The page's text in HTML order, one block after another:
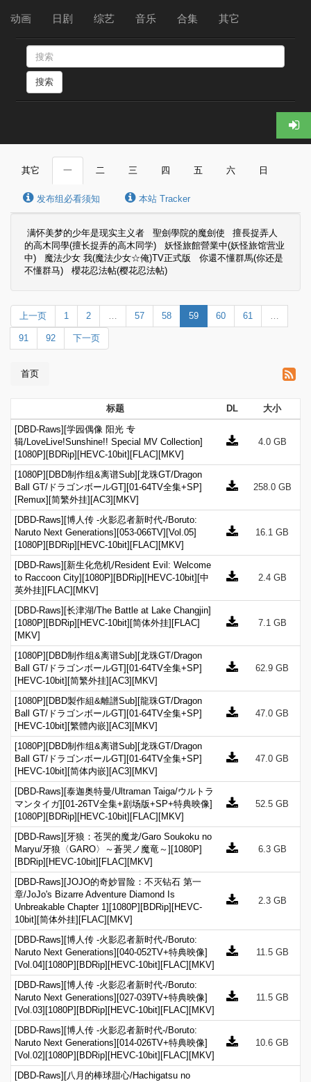
动画 日剧 综艺 音乐 合集 其它
搜索
其它 一 二 三 四 五 六 日
发布组必看须知 本站 Tracker
满怀美梦的少年是现实主义者 聖劍學院的魔劍使
擅長捉弄人
的高木同學(擅长捉弄的高木同学)
妖怪旅館營業中(妖怪旅馆营业
中)
魔法少女 我(魔法少女☆俺)TV正式版
你還不懂群馬(你还是
不懂群马)
櫻花忍法帖(樱花忍法帖)
上一页 1 2 … 57 58 59 60 61 …
91 92 下一页
首页
标题 DL
大小
[DBD-Raws][学园偶像 阳光 专
辑/LoveLive!Sunshine!! Special MV Collection]
[1080P][BDRip][HEVC-10bit][FLAC][MKV]
4.0 GB
[1080P][DBD制作组&离谱Sub][龙珠GT/Dragon
Ball GT/ドラゴンボールGT][01-64TV全集+SP]
[Remux][简繁外挂][AC3][MKV]
258.0 GB
[DBD-Raws][博人传 -火影忍者新时代-/Boruto:
Naruto Next Generations][053-066TV][Vol.05]
[1080P][BDRip][HEVC-10bit][FLAC][MKV]
16.1 GB
[DBD-Raws][新生化危机/Resident Evil: Welcome
to Raccoon City][1080P][BDRip][HEVC-10bit][中
英外挂][FLAC][MKV]
2.4 GB
[DBD-Raws][长津湖/The Battle at Lake Changjin]
[1080P][BDRip][HEVC-10bit][简体外挂][FLAC]
[MKV]
7.1 GB
[1080P][DBD制作组&离谱Sub][龙珠GT/Dragon
Ball GT/ドラゴンボールGT][01-64TV全集+SP]
[HEVC-10bit][简繁外挂][AC3][MKV]
62.9 GB
[1080P][DBD製作組&離譜Sub][龍珠GT/Dragon
Ball GT/ドラゴンボールGT][01-64TV全集+SP]
[HEVC-10bit][繁體內嵌][AC3][MKV]
47.0 GB
[1080P][DBD制作组&离谱Sub][龙珠GT/Dragon
Ball GT/ドラゴンボールGT][01-64TV全集+SP]
[HEVC-10bit][简体内嵌][AC3][MKV]
47.0 GB
[DBD-Raws][泰迦奥特曼/Ultraman Taiga/ウルトラ
マンタイガ][01-26TV全集+剧场版+SP+特典映像]
[1080P][BDRip][HEVC-10bit][FLAC][MKV]
52.5 GB
[DBD-Raws][牙狼：苍哭的魔龙/Garo Soukoku no
Maryu/牙狼〈GARO〉～蒼哭ノ魔竜～][1080P]
[BDRip][HEVC-10bit][FLAC][MKV]
6.3 GB
[DBD-Raws][JOJO的奇妙冒险：不灭钻石 第一
章/JoJo's Bizarre Adventure Diamond Is
Unbreakable Chapter 1][1080P][BDRip][HEVC-
10bit][简体外挂][FLAC][MKV]
2.3 GB
[DBD-Raws][博人传 -火影忍者新时代-/Boruto:
Naruto Next Generations][040-052TV+特典映像]
[Vol.04][1080P][BDRip][HEVC-10bit][FLAC][MKV]
11.5 GB
[DBD-Raws][博人传 -火影忍者新时代-/Boruto:
Naruto Next Generations][027-039TV+特典映像]
[Vol.03][1080P][BDRip][HEVC-10bit][FLAC][MKV]
11.5 GB
[DBD-Raws][博人传 -火影忍者新时代-/Boruto:
Naruto Next Generations][014-026TV+特典映像]
[Vol.02][1080P][BDRip][HEVC-10bit][FLAC][MKV]
10.6 GB
[DBD-Raws][八月的棒球甜心/Hachigatsu no